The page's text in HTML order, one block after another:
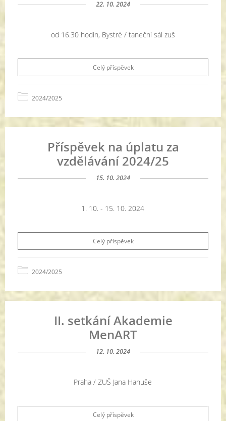
22. 10. 2024
od 16.30 hodin, Bystré / taneční sál zuš
Celý příspěvek
2024/2025
Příspěvek na úplatu za
vzdělávání 2024/25
15. 10. 2024
1. 10. - 15. 10. 2024
Celý příspěvek
2024/2025
II. setkání Akademie
MenART
12. 10. 2024
Praha / ZUŠ Jana Hanuše
Celý příspěvek